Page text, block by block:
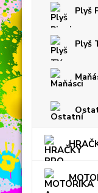
Plyš
Plyš